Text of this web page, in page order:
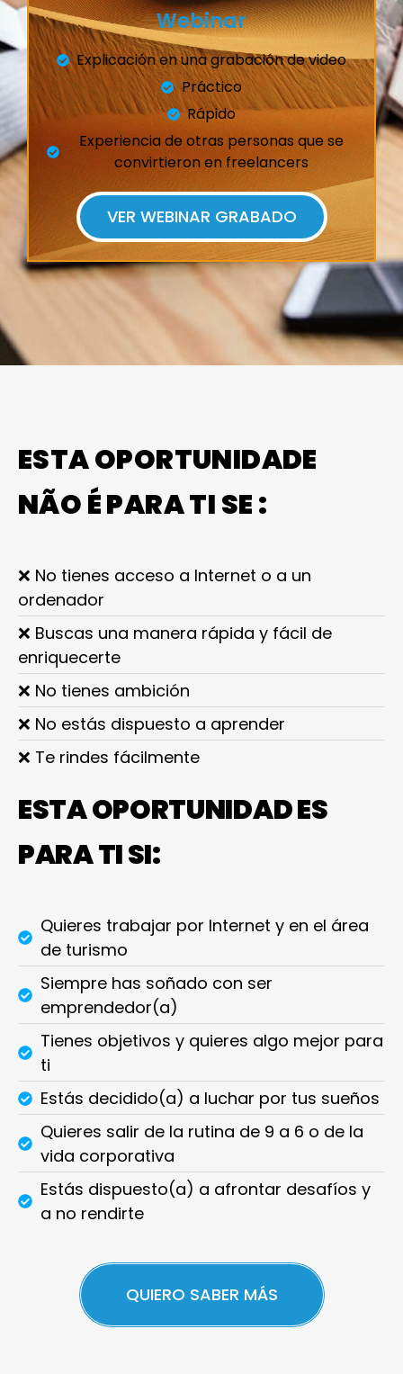
Webinar
Explicación en una grabación de video
Práctico
Rápido
Experiencia de otras personas que se
convirtieron en freelancers
VER WEBINAR GRABADO
ESTA OPORTUNIDAD ES
PARA TI SI:
Quieres trabajar por Internet y en el área
de turismo
Siempre has soñado con ser
emprendedor(a)
Tienes objetivos y quieres algo mejor para
ti
Estás decidido(a) a luchar por tus sueños
Quieres salir de la rutina de 9 a 6 o de la
vida corporativa
Estás dispuesto(a) a afrontar desafíos y
a no rendirte
ESTA OPORTUNIDADE
NÃO É PARA TI SE :
❌ No tienes acceso a Internet o a un
ordenador
❌ Buscas una manera rápida y fácil de
enriquecerte
❌ No tienes ambición
❌ No estás dispuesto a aprender
❌ Te rindes fácilmente
QUIERO SABER MÁS